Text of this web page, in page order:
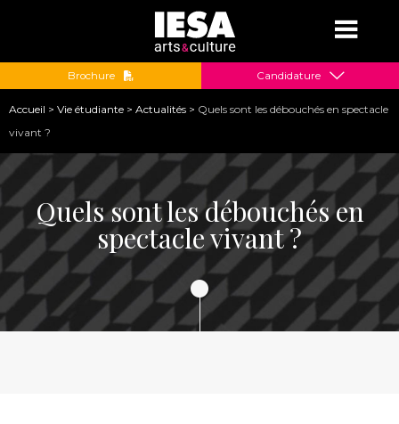
Jump to navigation
Vous
êtes
ici
Accueil > Vie étudiante > Actualités > Quels sont les débouchés en spectacle
vivant ?
Quels sont les débouchés en
spectacle vivant ?
Brochure Candidature